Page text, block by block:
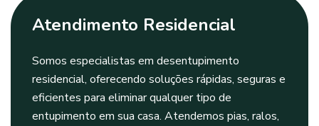
Atendimento Residencial
Somos especialistas em desentupimento
residencial, oferecendo soluções rápidas, seguras e
eficientes para eliminar qualquer tipo de
entupimento em sua casa. Atendemos pias, ralos,